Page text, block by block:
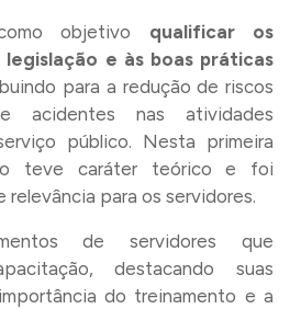
objetivo qualificar os
e às boas práticas
para a redução de riscos
nas atividades
público. Nesta primeira
teve caráter teórico e foi
relevância para os servidores.
de servidores que
destacando suas
do treinamento e a